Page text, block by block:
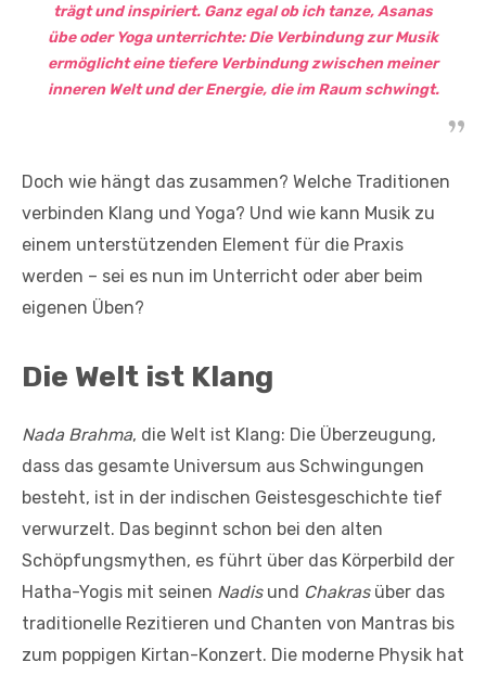
trägt und inspiriert. Ganz egal ob ich tanze, Asanas
übe oder Yoga unterrichte: Die Verbindung zur Musik
ermöglicht eine tiefere Verbindung zwischen meiner
inneren Welt und der Energie, die im Raum schwingt.
Doch wie hängt das zusammen? Welche Traditionen
verbinden Klang und Yoga? Und wie kann Musik zu
einem unterstützenden Element für die Praxis
werden – sei es nun im Unterricht oder aber beim
eigenen Üben?
Die Welt ist Klang
Nada Brahma, die Welt ist Klang: Die Überzeugung,
dass das gesamte Universum aus Schwingungen
besteht, ist in der indischen Geistesgeschichte tief
verwurzelt. Das beginnt schon bei den alten
Schöpfungsmythen, es führt über das Körperbild der
Hatha-Yogis mit seinen Nadisund Chakrasüber das
traditionelle Rezitieren und Chanten von Mantras bis
zum poppigen Kirtan-Konzert. Die moderne Physik hat